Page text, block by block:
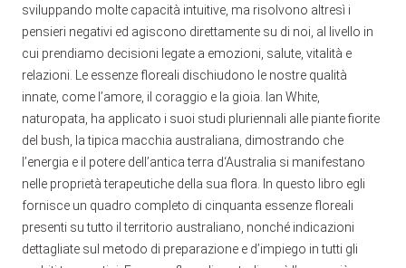
sviluppando molte capacità intuitive, ma risolvono altresì i
pensieri negativi ed agiscono direttamente su di noi, al livello in
cui prendiamo decisioni legate a emozioni, salute, vitalità e
relazioni. Le essenze floreali dischiudono le nostre qualità
innate, come l’amore, il coraggio e la gioia. Ian White,
naturopata, ha applicato i suoi studi pluriennali alle piante fiorite
del bush, la tipica macchia australiana, dimostrando che
l’energia e il potere dell’antica terra d‘Australia si manifestano
nelle proprietà terapeutiche della sua flora. In questo libro egli
fornisce un quadro completo di cinquanta essenze floreali
presenti su tutto il territorio australiano, nonché indicazioni
dettagliate sul metodo di preparazione e d’impiego in tutti gli